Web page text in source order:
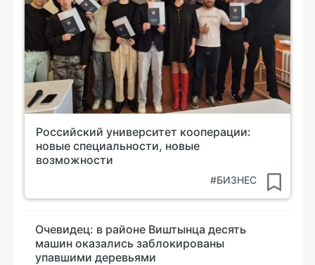
Российский университет кооперации:
новые специальности, новые
возможности
#БИЗНЕС
Очевидец: в районе Виштынца десять
машин оказались заблокированы
упавшими деревьями